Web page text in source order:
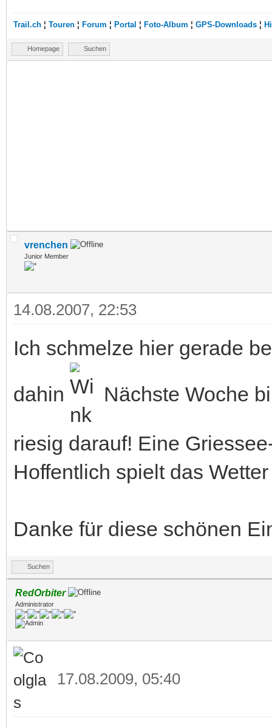
Trail.ch ¦ Touren ¦ Forum ¦ Portal ¦ Foto-Album ¦ GPS-Downloads ¦
Homepage Suchen
vrenchen
Junior Member
14.08.2007, 22:53
Ich schmelze hier gerade
dahin
Nächste Woche
riesig darauf! Eine
Hoffentlich spielt das
Danke für diese schönen
Suchen
RedOrbiter
Administrator
17.08.2009, 05:40